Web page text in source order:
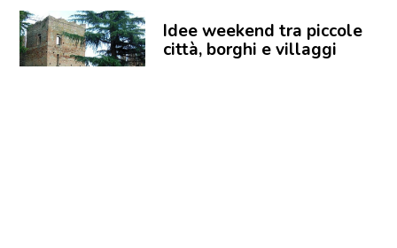
Idee weekend tra piccole
città, borghi e villaggi